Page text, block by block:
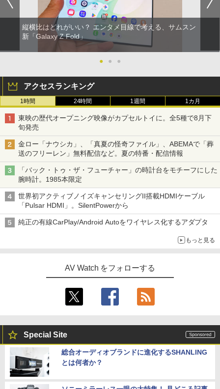
縦横比はどれがいい？ エンタメ目線で考える、サムスン
新「Galaxy Z Fold」
● ● ●
アクセスランキング
1時間 24時間 1週間 1カ月
東映の歴代オープニング映像がカプセルトイに。全5種で8月下
旬発売
金ロー「ナウシカ」、「真夏の怪奇ファイル」、ABEMAで「葬
送のフリーレン」無料配信など。夏の特番・配信情報
「バック・トゥ・ザ・フューチャー」の時計台をモチーフにした
腕時計。1985本限定
世界初アクティブノイズキャンセリングII搭載HDMIケーブル
「Pulsar HDMI」。SilentPowerから
純正の有線CarPlay/Android Autoをワイヤレス化するアダプタ
もっと見る
AV Watch をフォローする
Special Site
総合オーディオブランドに進化するSHANLING
とは何者か？